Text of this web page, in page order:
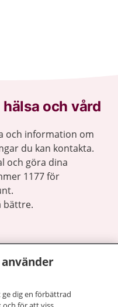
och vård
och information om
du kan kontakta.
och göra dina
1177 för
bättre.
dig en förbättrad